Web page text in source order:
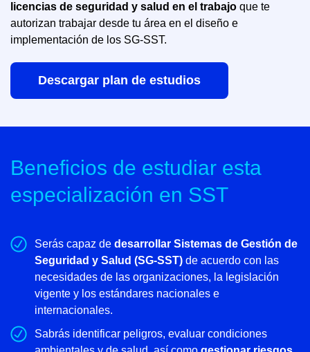
licencias de seguridad y salud en el trabajo que te
autorizan trabajar desde tu área en el diseño e
implementación de los SG-SST.
Descargar plan de estudios
Beneficios de estudiar esta
especialización en SST
Serás capaz de desarrollar Sistemas de Gestión de
Seguridad y Salud (SG-SST) de acuerdo con las
necesidades de las organizaciones, la legislación
vigente y los estándares nacionales e
internacionales.
Sabrás identificar peligros, evaluar condiciones